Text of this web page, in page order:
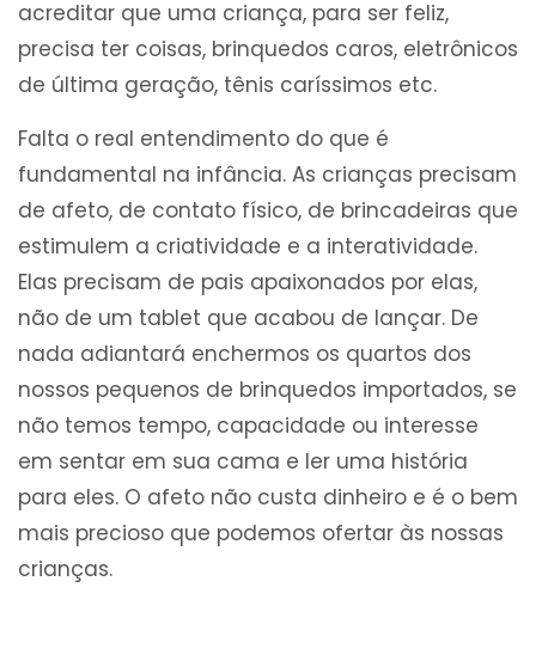
acreditar que uma criança, para ser feliz,
precisa ter coisas, brinquedos caros, eletrônicos
de última geração, tênis caríssimos etc.
Falta o real entendimento do que é
fundamental na infância. As crianças precisam
de afeto, de contato físico, de brincadeiras que
estimulem a criatividade e a interatividade.
Elas precisam de pais apaixonados por elas,
não de um tablet que acabou de lançar. De
nada adiantará enchermos os quartos dos
nossos pequenos de brinquedos importados, se
não temos tempo, capacidade ou interesse
em sentar em sua cama e ler uma história
para eles. O afeto não custa dinheiro e é o bem
mais precioso que podemos ofertar às nossas
crianças.